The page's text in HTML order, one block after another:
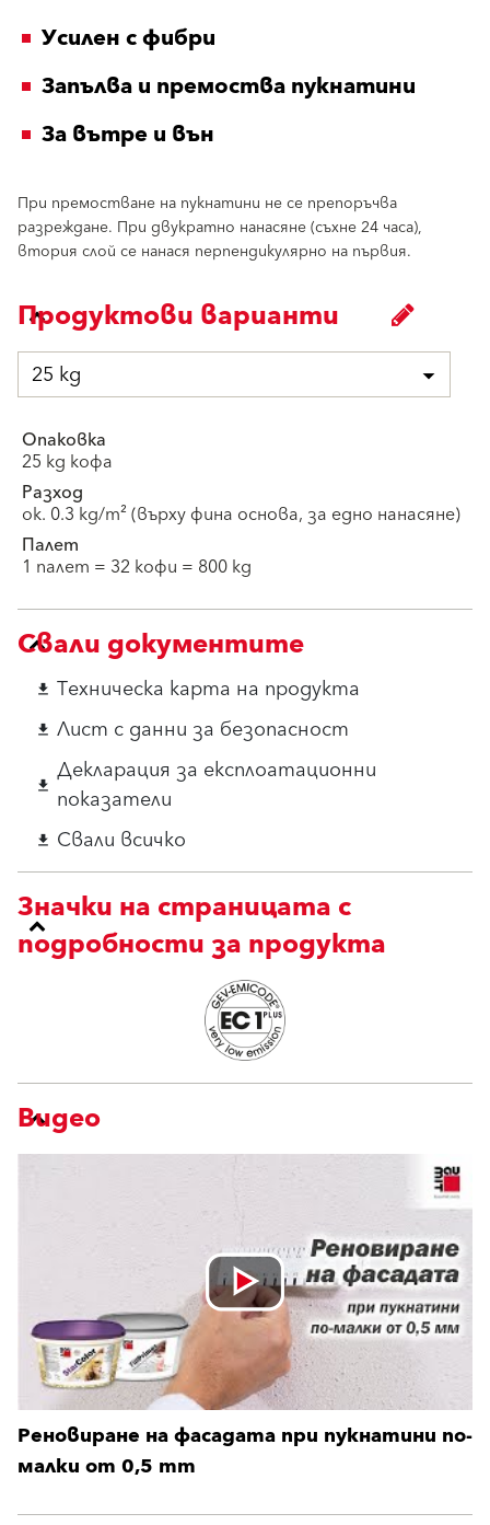
Усилен с фибри
Запълва и премоства пукнатини
За вътре и вън
При премостване на пукнатини не се препоръчва
разреждане. При двукратно нанасяне (съхне 24 часа),
втория слой се нанася перпендикулярно на първия.
Продуктови варианти
25 kg
Опаковка
25 kg кофа
Разход
ок. 0.3 kg/m² (върху фина основа, за едно нанасяне)
Палет
1 палет = 32 кофи = 800 kg
Свали документите
download Техническа карта на продукта
download Лист с данни за безопасност
download Декларация за експлоатационни
показатели
download Свали всичко
Значки на страницата с
подробности за продукта
Видео
Реновиране на фасадата при пукнатини по-
малки от 0,5 mm